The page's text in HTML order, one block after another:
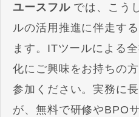
ユースフルでは、こう
ルの活用推進に伴走す
ます。ITツールによる
化にご興味をお持ちの
参加ください。実務に
が、無料で研修やBPO